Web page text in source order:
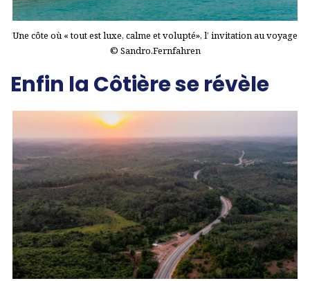
Une côte où « tout est luxe, calme et volupté», l’ invitation au voyage
© Sandro.Fernfahren
Enfin la Côtière se révèle